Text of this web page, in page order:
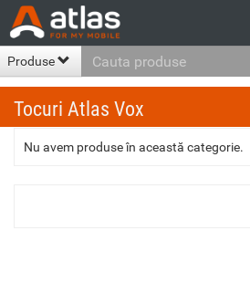
Produse
Tocuri Atlas Vox
Nu avem produse în această categorie.